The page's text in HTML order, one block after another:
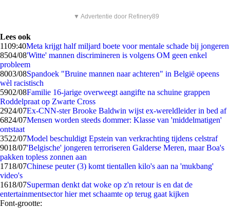
▼ Advertentie door Refinery89
Lees ook
1109:40Meta krijgt half miljard boete voor mentale schade bij jongeren
8504/08'Witte' mannen discrimineren is volgens OM geen enkel
probleem
8003/08Spandoek "Bruine mannen naar achteren" in België opeens
wèl racistisch
5902/08Familie 16-jarige overweegt aangifte na schuine grappen
Roddelpraat op Zwarte Cross
2924/07Ex-CNN-ster Brooke Baldwin wijst ex-wereldleider in bed af
6824/07Mensen worden steeds dommer: Klasse van 'middelmatigen'
ontstaat
3522/07Model beschuldigt Epstein van verkrachting tijdens celstraf
9018/07'Belgische' jongeren terroriseren Galderse Meren, maar Boa's
pakken topless zonnen aan
1718/07Chinese peuter (3) komt tientallen kilo's aan na 'mukbang'
video's
1618/07Superman denkt dat woke op z'n retour is en dat de
entertainmentsector hier met schaamte op terug gaat kijken
Font-grootte: